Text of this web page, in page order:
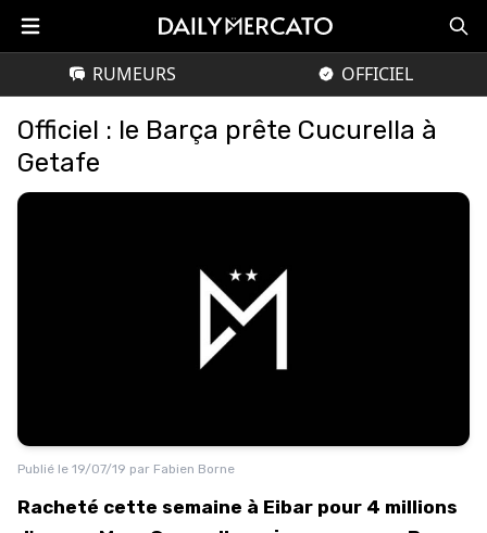
RUMEURS OFFICIEL
Officiel : le Barça prête Cucurella à
Getafe
Publié le 19/07/19 par Fabien Borne
Racheté cette semaine à Eibar pour 4 millions